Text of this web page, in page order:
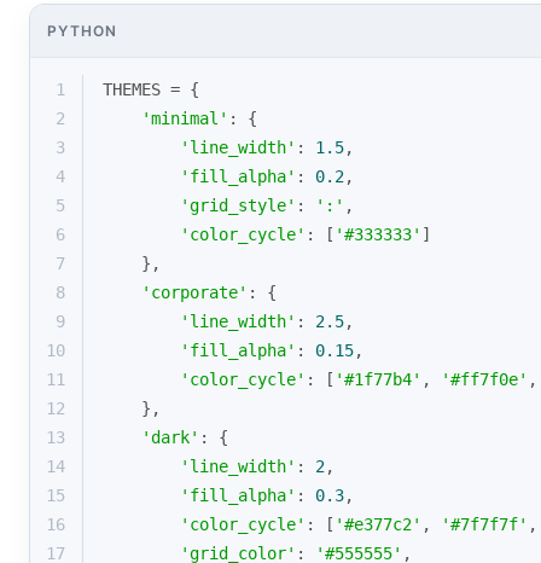
PYTHON
1
THEMES = {
2
'minimal' : {
3
'line_width' : 1.5,
4
'fill_alpha' : 0.2,
5
'grid_style' : ':' ,
6
'color_cycle' : [ '#333333' ]
7
    },
8
'corporate' : {
9
'line_width' : 2.5,
10
'fill_alpha' : 0.15,
11
'color_cycle' : [ '#1f77b4' , '#ff7f0e'
12
    },
13
'dark' : {
14
'line_width' : 2,
15
'fill_alpha' : 0.3,
16
'color_cycle' : [ '#e377c2' , '#7f7f7f'
17
'grid_color' : '#555555' ,